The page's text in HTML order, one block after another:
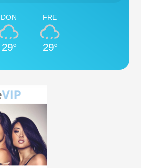
DON
29°
FRE
29°